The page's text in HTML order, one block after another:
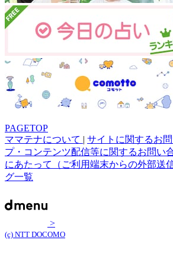
PAGETOP
ママテナについて | サイトに関するお
プ・コンテンツ配信等に関するお問い
にあたって（ご利用端末からの外部送
グ一覧
>
(c) NTT DOCOMO